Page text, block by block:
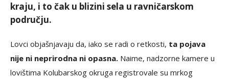
kraju, i to čak u blizini sela u ravničarskom
području.
Lovci objašnjavaju da, iako se radi o retkosti, ta pojava
nije ni neprirodna ni opasna. Naime, nadzorne kamere u
lovištima Kolubarskog okruga registrovale su mrkog